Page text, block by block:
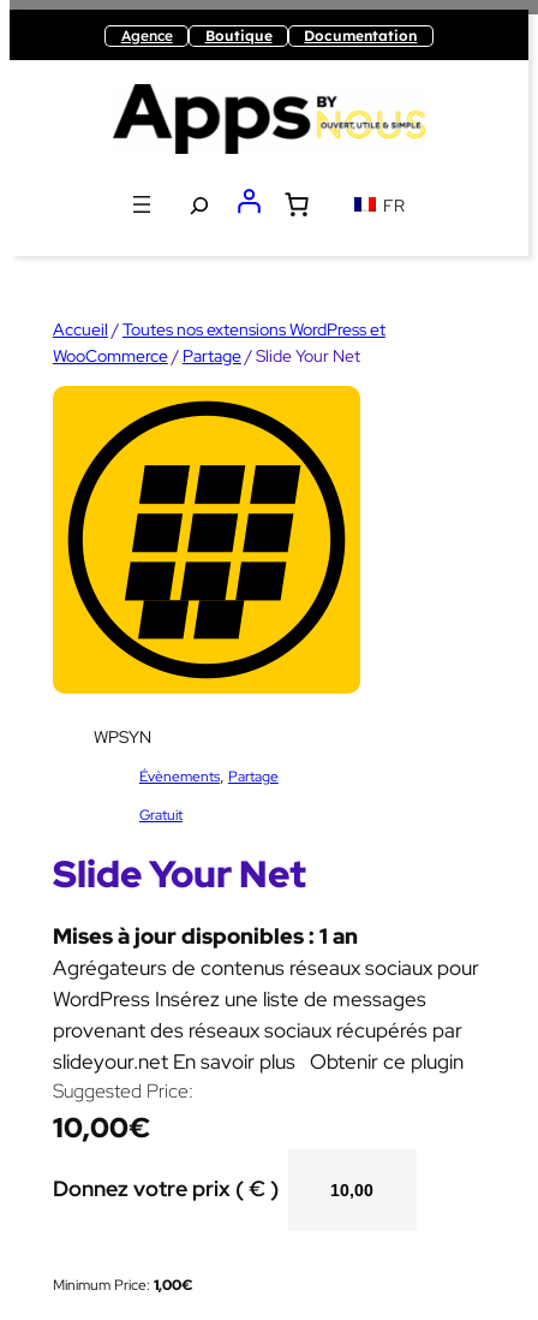
Agence Boutique Documentation
Recherche FR
Accueil /Toutes nos extensions WordPress et
WooCommerce/ Partage/ Slide Your Net
WPSYN
Évènements, Partage
Gratuit
Slide Your Net
Mises à jour disponibles : 1 an
Agrégateurs de contenus réseaux sociaux pour
WordPress Insérez une liste de messages
provenant des réseaux sociaux récupérés par
slideyour.net En savoir plus Obtenir ce plugin
Suggested Price:
10,00€
Donnez votre prix ( € )
Minimum Price: 1,00€